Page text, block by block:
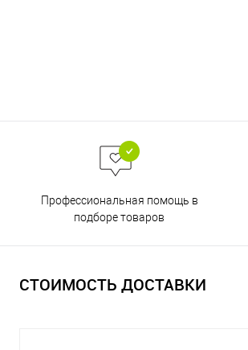
Профессиональная помощь в
подборе товаров
СТОИМОСТЬ ДОСТАВКИ